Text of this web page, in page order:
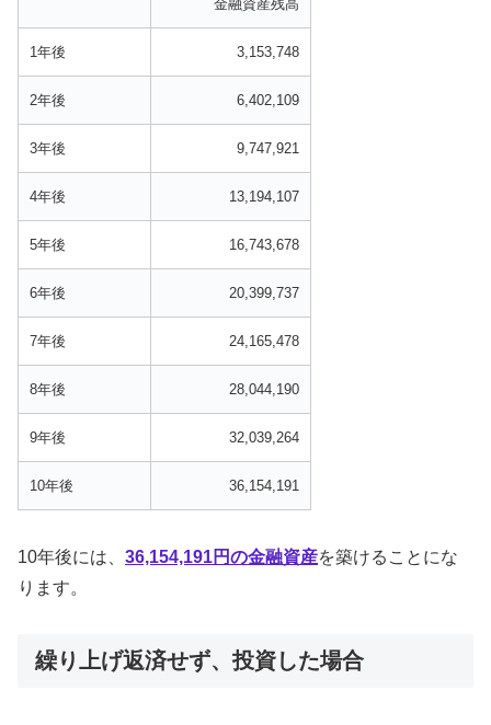
金融資産残高
1年後 3,153,748
2年後 6,402,109
3年後 9,747,921
4年後 13,194,107
5年後 16,743,678
6年後 20,399,737
7年後 24,165,478
8年後 28,044,190
9年後 32,039,264
10年後 36,154,191
10年後には、 36,154,191円の金融資産を築けることにな
ります。
繰り上げ返済せず、投資した場合